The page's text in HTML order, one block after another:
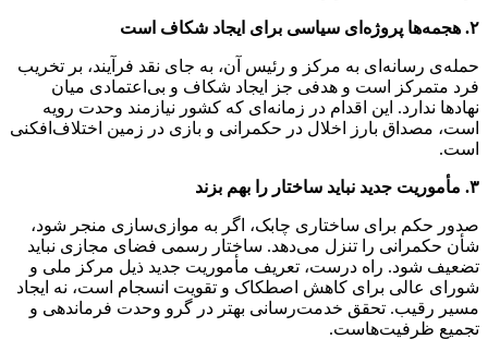
۲. هجمه‌ها پروژه‌ای سیاسی برای ایجاد شکاف است
حمله‌ی رسانه‌ای به مرکز و رئیس آن، به جای نقد فرآیند، بر تخریب
فرد متمرکز است و هدفی جز ایجاد شکاف و بی‌اعتمادی میان
نهادها ندارد. این اقدام در زمانه‌ای که کشور نیازمند وحدت رویه
است، مصداق بارز اخلال در حکمرانی و بازی در زمین اختلاف‌افکنی
است.
۳. مأموریت جدید نباید ساختار را بهم بزند
صدور حکم برای ساختاری چابک، اگر به موازی‌سازی منجر شود،
شأن حکمرانی را تنزل می‌دهد. ساختار رسمی فضای مجازی نباید
تضعیف شود. راه درست، تعریف مأموریت جدید ذیل مرکز ملی و
شورای عالی برای کاهش اصطکاک و تقویت انسجام است، نه ایجاد
مسیر رقیب. تحقق خدمت‌رسانی بهتر در گرو وحدت فرماندهی و
تجمیع ظرفیت‌هاست.